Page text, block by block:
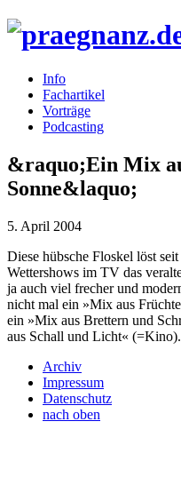
Info
Fachartikel
Vorträge
Podcasting
&raquo;Ein Mix
Sonne&laquo;
5. April 2004
Diese hübsche Floskel löst
Wettershows im TV das
ja auch viel frecher und
nicht mal ein »Mix aus
ein »Mix aus Brettern und
aus Schall und Licht« (=Kino).
Archiv
Impressum
Datenschutz
nach oben